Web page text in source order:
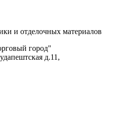
и отделочных материалов
город"
д.11,